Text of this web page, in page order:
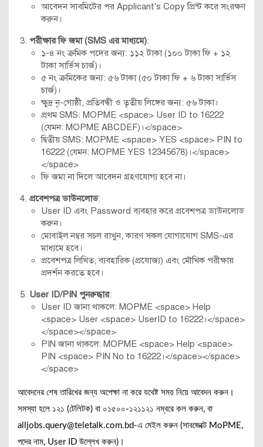
আবেদন সাবমিটের পর Applicant’s Copy প্রিন্ট করে সংরক্ষণ
করুন।
পরীক্ষার ফি জমা (SMS এর মাধ্যমে):
১-৪ নং ক্রমিক পদের জন্য: ১১২ টাকা (১০০ টাকা ফি + ১২
টাকা সার্ভিস চার্জ)।
৫ নং ক্রমিকের জন্য: ৫৬ টাকা (৫০ টাকা ফি + ৬ টাকা সার্ভিস
চার্জ)।
ক্ষুদ্র নৃ-গোষ্ঠী, প্রতিবন্ধী ও তৃতীয় লিঙ্গের জন্য: ৫৬ টাকা।
প্রথম SMS: MOPME <space> User ID to 16222
(যেমন: MOPME ABCDEF)।</space>
দ্বিতীয় SMS: MOPME <space> YES <space> PIN to
16222 (যেমন: MOPME YES 12345678)।</space>
</space>
ফি জমা না দিলে আবেদন গ্রহণযোগ্য হবে না।
প্রবেশপত্র ডাউনলোড:
User ID এবং Password ব্যবহার করে প্রবেশপত্র ডাউনলোড
করুন।
মোবাইল নম্বর সচল রাখুন, কারণ সকল যোগাযোগ SMS-এর
মাধ্যমে হবে।
প্রবেশপত্র লিখিত, ব্যবহারিক (প্রযোজ্য) এবং মৌখিক পরীক্ষায়
প্রদর্শন করতে হবে।
User ID/PIN পুনরুদ্ধার:
User ID জানা থাকলে: MOPME <space> Help
<space> User <space> UserID to 16222।</space>
</space></space>
PIN জানা থাকলে: MOPME <space> Help <space>
PIN <space> PIN No to 16222।</space></space>
</space>
আবেদনের শেষ তারিখের জন্য অপেক্ষা না করে যথেষ্ট সময় নিয়ে আবেদন করুন।
সমস্যা হলে ১২১ (টেলিটক) বা ০১৫০০-১২১১২১ নম্বরে কল করুন, বা
alljobs.query@teletalk.com.bd-এ মেইল করুন (সাবজেক্টে MoPME,
পদের নাম, User ID উল্লেখ করুন)।